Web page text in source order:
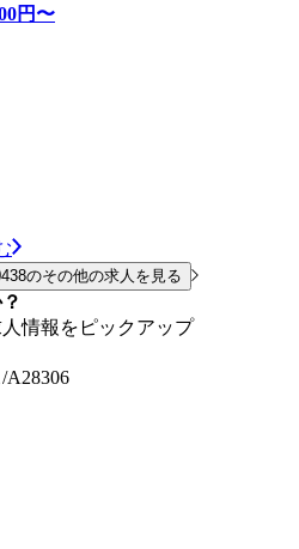
円〜
のその他の求人を見る
情報をピックアップ